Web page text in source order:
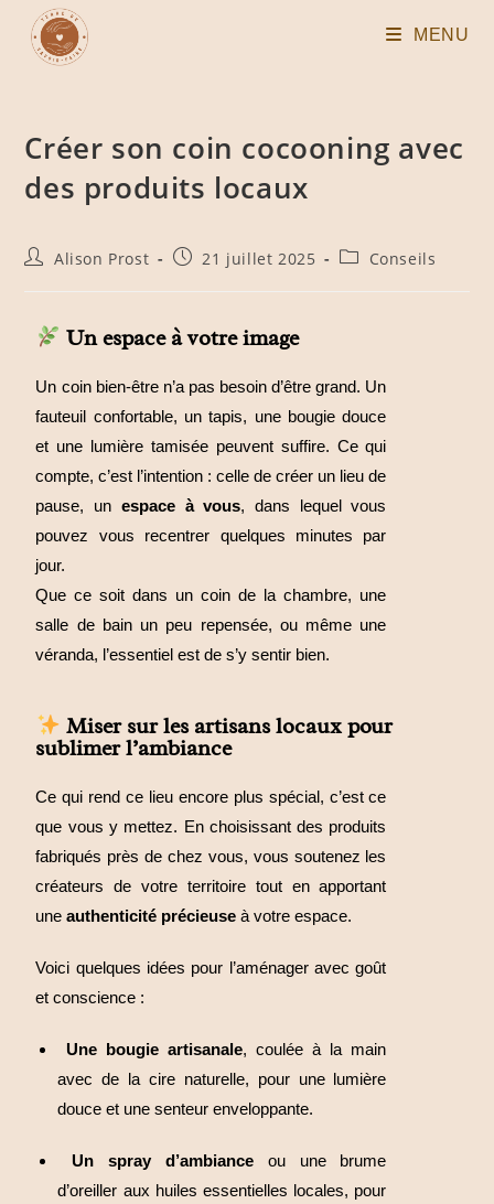
MENU
Créer son coin cocooning avec
des produits locaux
Alison Prost 21 juillet 2025 Conseils
Un espace à votre image
Un coin bien-être n’a pas besoin d’être grand. Un
fauteuil confortable, un tapis, une bougie douce
et une lumière tamisée peuvent suffire. Ce qui
compte, c’est l’intention : celle de créer un lieu de
pause, un espace à vous, dans lequel vous
pouvez vous recentrer quelques minutes par
jour.
Que ce soit dans un coin de la chambre, une
salle de bain un peu repensée, ou même une
véranda, l’essentiel est de s’y sentir bien.
Miser sur les artisans locaux pour
sublimer l’ambiance
Ce qui rend ce lieu encore plus spécial, c’est ce
que vous y mettez. En choisissant des produits
fabriqués près de chez vous, vous soutenez les
créateurs de votre territoire tout en apportant
uneauthenticité précieuse à votre espace.
Voici quelques idées pour l’aménager avec goût
et conscience :
Une bougie artisanale, coulée à la main
avec de la cire naturelle, pour une lumière
douce et une senteur enveloppante.
Un spray d’ambianceou une brume
d’oreiller aux huiles essentielles locales, pour